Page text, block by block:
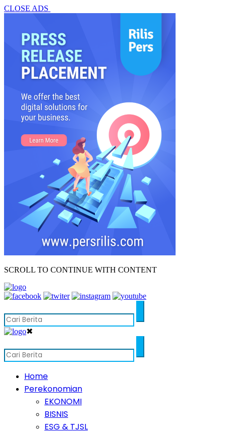
CLOSE ADS
SCROLL TO CONTINUE WITH CONTENT
✖
Home
Perekonomian
EKONOMI
BISNIS
ESG & TJSL